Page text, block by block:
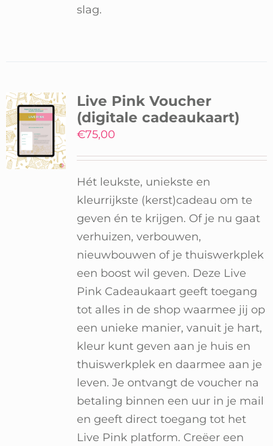
slag.
Live Pink Voucher
(digitale cadeaukaart)
€75,00
Hét leukste, uniekste en
kleurrijkste (kerst)cadeau om te
geven én te krijgen. Of je nu gaat
verhuizen, verbouwen,
nieuwbouwen of je thuiswerkplek
een boost wil geven. Deze Live
Pink Cadeaukaart geeft toegang
tot alles in de shop waarmee jij op
een unieke manier, vanuit je hart,
kleur kunt geven aan je huis en
thuiswerkplek en daarmee aan je
leven. Je ontvangt de voucher na
betaling binnen een uur in je mail
en geeft direct toegang tot het
Live Pink platform. Creëer een